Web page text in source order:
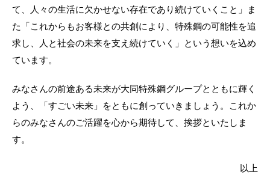
て、人々の生活に欠かせない存在であり続けていくこと」ま
た「これからもお客様との共創により、特殊鋼の可能性を追
求し、人と社会の未来を支え続けていく」という想いを込め
ています。
みなさんの前途ある未来が大同特殊鋼グループとともに輝く
よう、「すごい未来」をともに創っていきましょう。これか
らのみなさんのご活躍を心から期待して、挨拶といたしま
す。
以上